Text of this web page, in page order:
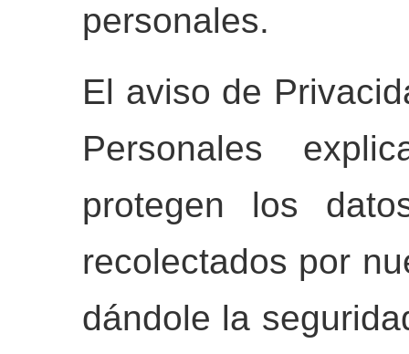
personales.
El aviso de
Personales
protegen los
recolectados por
dándole la